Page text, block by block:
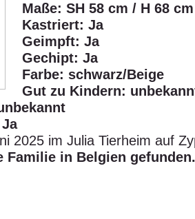
Maße: SH 58 cm / H 68
Kastriert: Ja
Geimpft: Ja
Gechipt: Ja
Farbe: schwarz/Beige
Gut zu Kindern:
2025 im Julia Tierheim auf
Familie in Belgien gefunden.